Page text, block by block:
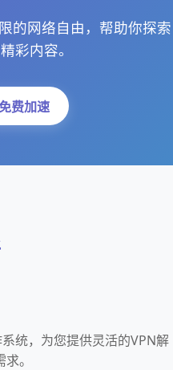
的网络自由，帮助你探索
彩内容。
费加速
统，为您提供灵活的VPN解
。